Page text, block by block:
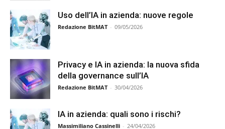
Uso dell’IA in azienda: nuove regole
Redazione BitMAT - 09/05/2026
Privacy e IA in azienda: la nuova sfida
della governance sull’IA
Redazione BitMAT - 30/04/2026
IA in azienda: quali sono i rischi?
Massimiliano Cassinelli - 24/04/2026